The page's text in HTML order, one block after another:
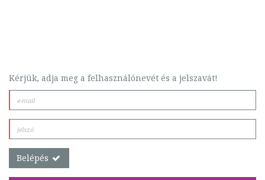
Kérjük, adja meg a felhasználónevét és a jelszavát!
Belépés